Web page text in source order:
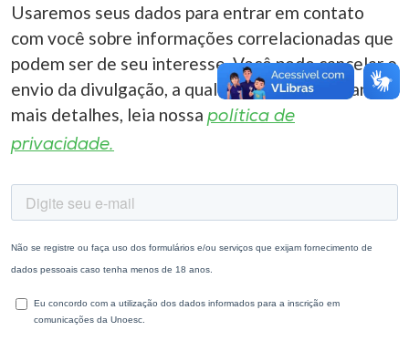
Usaremos seus dados para entrar em contato
com você sobre informações correlacionadas que
podem ser de seu interesse. Você pode cancelar o
envio da divulgação, a qualquer momento. Para
mais detalhes, leia nossa política de
privacidade.